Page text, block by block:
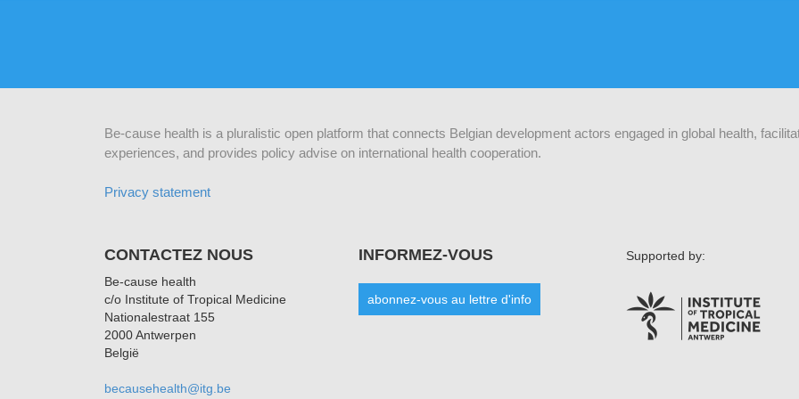
Be-cause health is a pluralistic open platform that connects Belgian development actors engaged in global health,
experiences, and provides policy advise on international health cooperation.
Privacy statement
CONTACTEZ NOUS
Be-cause health
c/o Institute of Tropical Medicine
Nationalestraat 155
2000 Antwerpen
België
becausehealth@itg.be
INFORMEZ-VOUS
abonnez-vous au lettre d'info
Supported by: